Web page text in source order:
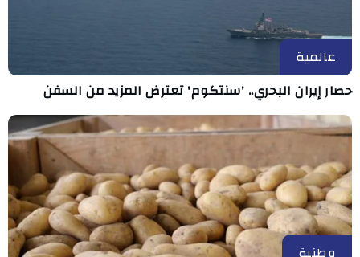
عالمية
حصار إيران البحري.. 'سنتكوم' تعترض المزيد من السفن